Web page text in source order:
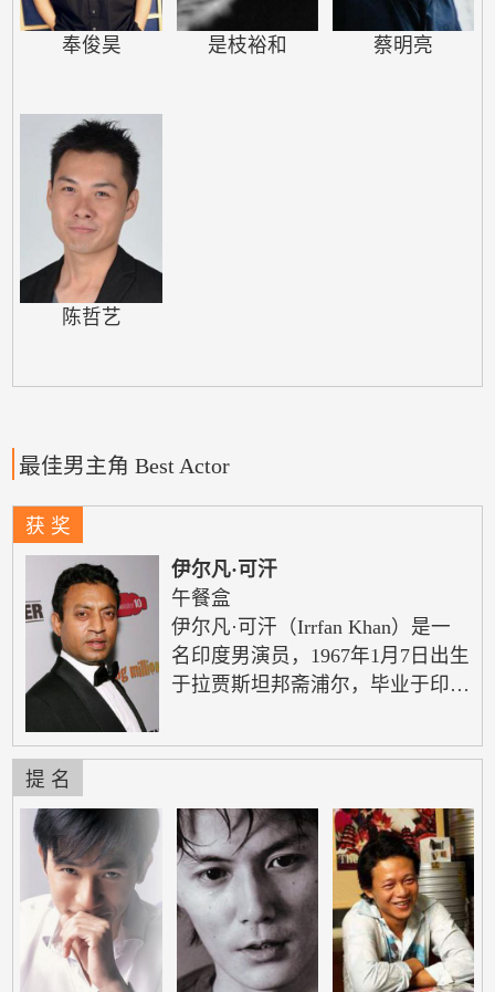
《最后胜利》获提名香…
奉俊昊 是枝裕和 蔡明亮
陈哲艺
最佳男主角 Best Actor
获 奖
伊尔凡·可汗
午餐盒
伊尔凡·可汗（Irrfan Khan）是一
名印度男演员，1967年1月7日出生
于拉贾斯坦邦斋浦尔，毕业于印度
里国家戏剧学院(NSD)考取M.A.学
幻漂流》在中国上映。
提 名